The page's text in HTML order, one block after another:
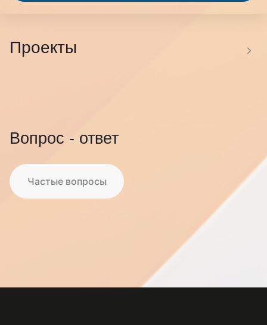
Проекты
процессы в Битрикс24
Вопрос - ответ
Частые вопросы